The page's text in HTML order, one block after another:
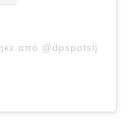
από @dpspotslj